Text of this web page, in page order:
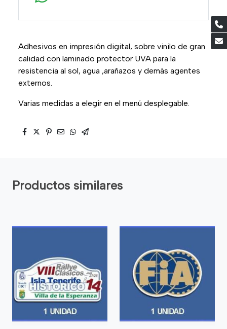
Adhesivos en impresión digital, sobre vinilo de gran
calidad con laminado protector UVA para la
resistencia al sol, agua ,arañazos y demás agentes
externos.
Varias medidas a elegir en el menú desplegable.
Productos similares